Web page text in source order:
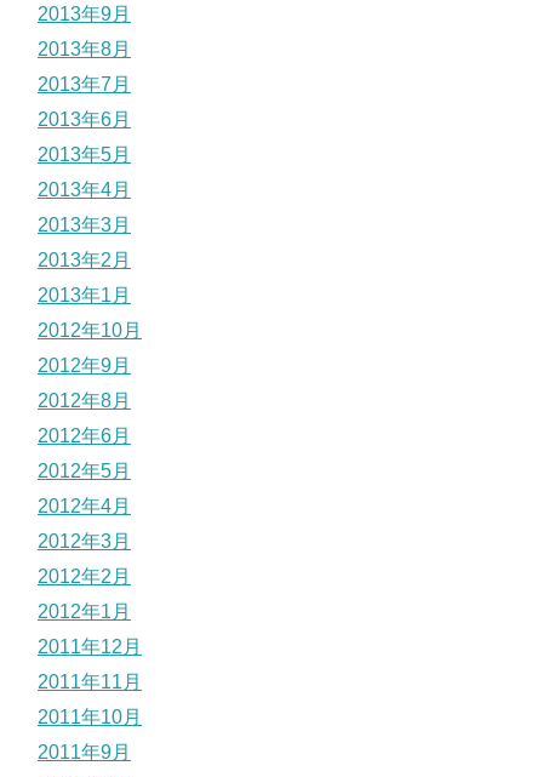
2013年9月
2013年8月
2013年7月
2013年6月
2013年5月
2013年4月
2013年3月
2013年2月
2013年1月
2012年10月
2012年9月
2012年8月
2012年6月
2012年5月
2012年4月
2012年3月
2012年2月
2012年1月
2011年12月
2011年11月
2011年10月
2011年9月